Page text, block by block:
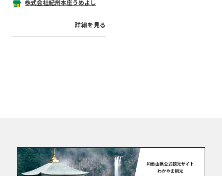
株式会社紀州本庄うめよし
詳細を見る